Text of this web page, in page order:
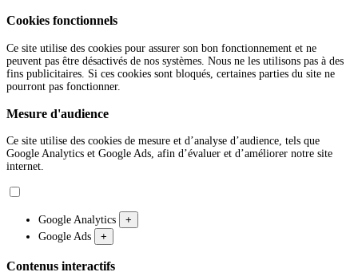
Cookies fonctionnels
Ce site utilise des cookies pour assurer son bon fonctionnement et ne
peuvent pas être désactivés de nos systèmes. Nous ne les utilisons pas à des
fins publicitaires. Si ces cookies sont bloqués, certaines parties du site ne
pourront pas fonctionner.
Mesure d'audience
Ce site utilise des cookies de mesure et d’analyse d’audience, tels que
Google Analytics et Google Ads, afin d’évaluer et d’améliorer notre site
internet.
Google Analytics
+
Google Ads
+
Contenus interactifs